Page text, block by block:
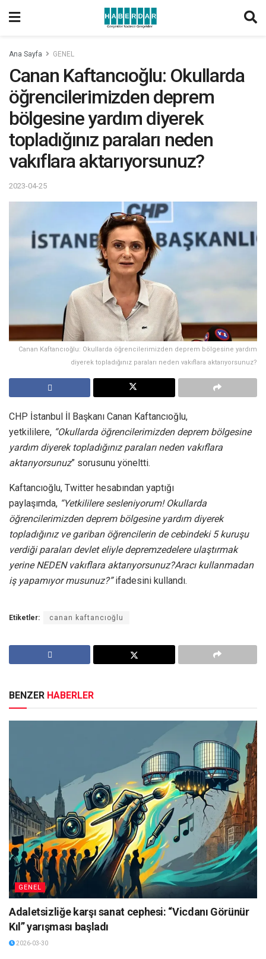
Ana Sayfa GENEL
Canan Kaftancıoğlu: Okullarda
öğrencilerimizden deprem
bölgesine yardım diyerek
topladığınız paraları neden
vakıflara aktarıyorsunuz?
2023-04-25
Canan Kaftancıoğlu: Okullarda öğrencilerimizden deprem bölgesine yardım
diyerek topladığınız paraları neden vakıflara aktarıyorsunuz?
CHP İstanbul İl Başkanı Canan Kaftancıoğlu,
yetkililere, “Okullarda öğrencilerimizden deprem bölgesine
yardım diyerek topladığınız paraları neden vakıflara
aktarıyorsunuz” sorusunu yöneltti.
Kaftancıoğlu, Twitter hesabından yaptığı
paylaşımda, “Yetkililere sesleniyorum! Okullarda
öğrencilerimizden deprem bölgesine yardım diyerek
topladığınız ve gariban öğrencilerin de cebindeki 5 kuruşu
verdiği paraları devlet eliyle depremzedelere ulaştırmak
yerine NEDEN vakıflara aktarıyorsunuz?Aracı kullanmadan
iş yapamıyor musunuz?”ifadesini kullandı.
Etiketler: canan kaftancıoğlu
BENZER HABERLER
GENEL
Adaletsizliğe karşı sanat cephesi: “Vicdanı Görünür
Kıl” yarışması başladı
2026-03-30